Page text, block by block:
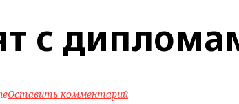
с
Оставить комментарий